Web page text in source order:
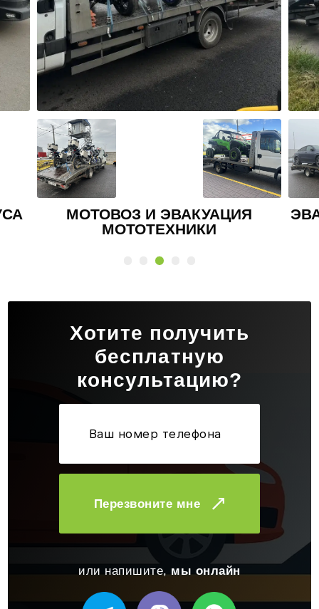
ЭВАКУАЦИЯ ВНЕДОРОЖНИКА И
КРОССОВЕРА
Хотите получить
бесплатную
консультацию?
Перезвоните мне
или напишите, мы онлайн